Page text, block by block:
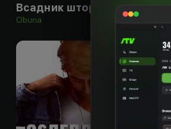
Всадник шторма: Легенда о Молоте
Obuna